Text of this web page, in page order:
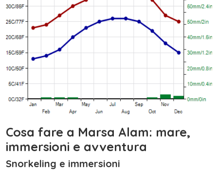
Cosa fare a Marsa Alam: mare,
immersioni e avventura
Snorkeling e immersioni